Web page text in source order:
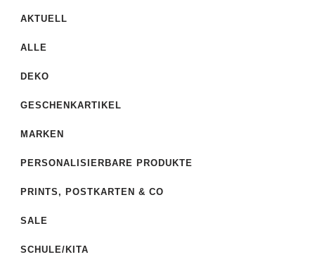
AKTUELL
ALLE
DEKO
GESCHENKARTIKEL
MARKEN
PERSONALISIERBARE PRODUKTE
PRINTS, POSTKARTEN & CO
SALE
SCHULE/KITA